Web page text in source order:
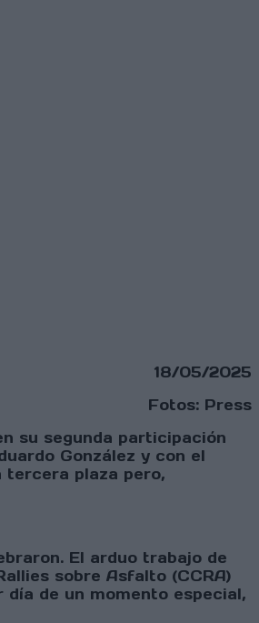
18/05/2025
Fotos: Press
su segunda participación
González y con el
tercera plaza pero,
El arduo trabajo de
sobre Asfalto (CCRA)
de un momento especial,